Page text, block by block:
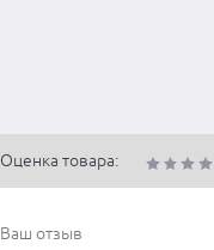
Оценка товара: